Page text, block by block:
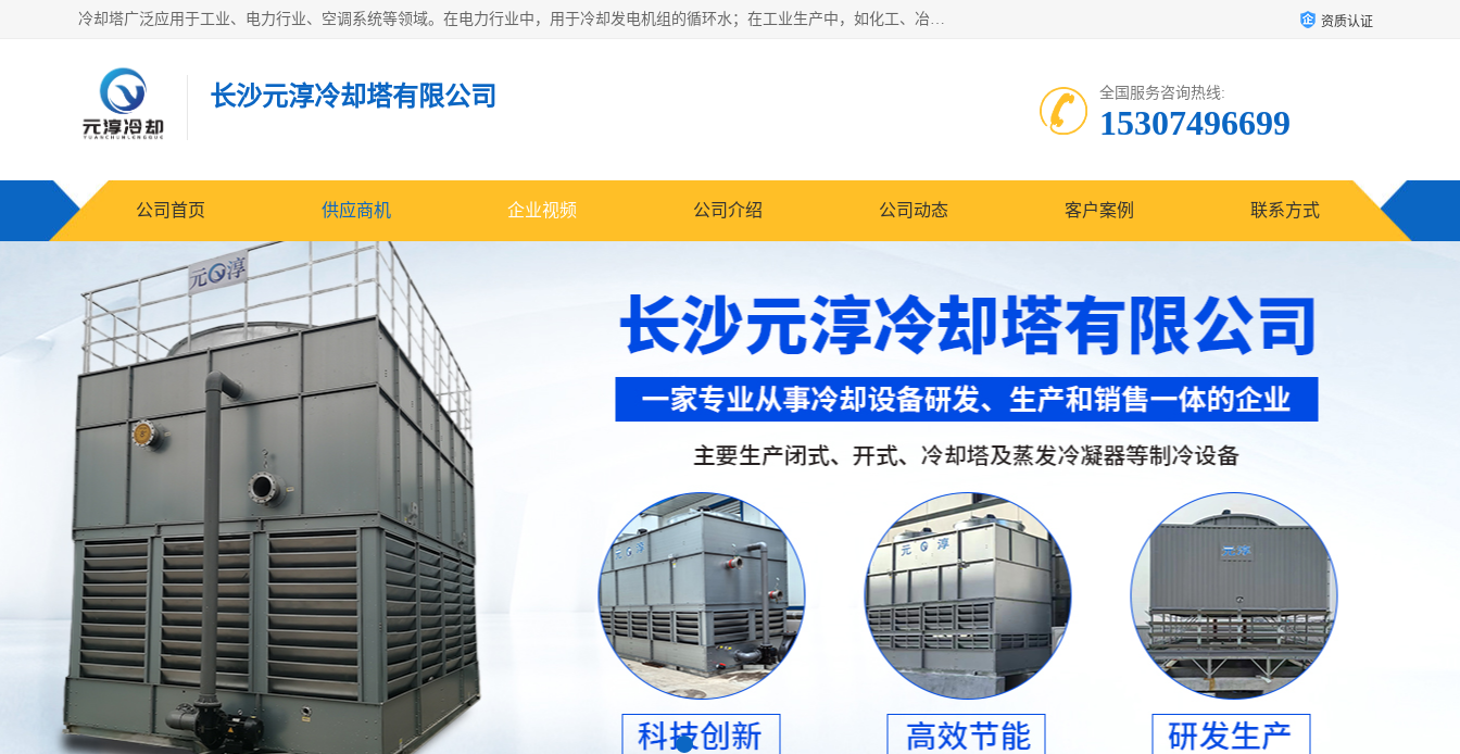
冷却塔广泛应用于工业、电力行业、空调系统等领域。在电力行业中，用于冷却发电机组的循环水；在工业生产中，如化工、冶金等行业，可降低生产过程中产生的热量；在空调系统中，为空调设备提供冷却水源 资质认证
长沙元淳冷却塔有限公司 全国服务咨询热线:
15307496699
公司首页 供应商机 企业视频 公司介绍 公司动态 客户案例 联系方式